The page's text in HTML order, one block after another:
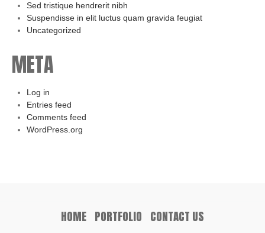
Sed tristique hendrerit nibh
Suspendisse in elit luctus quam gravida feugiat
Uncategorized
META
Log in
Entries feed
Comments feed
WordPress.org
HOME PORTFOLIO CONTACT US